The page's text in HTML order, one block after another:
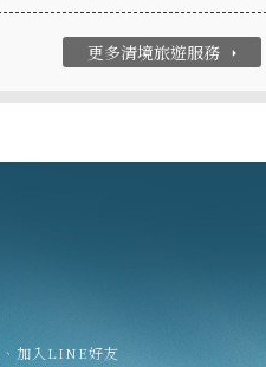
更多清境旅遊服務 arrow_right
、 加入LINE好友